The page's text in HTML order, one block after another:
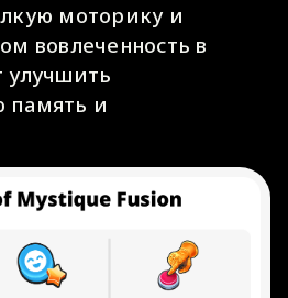
моторику и
вовлеченность в
улучшить
память и